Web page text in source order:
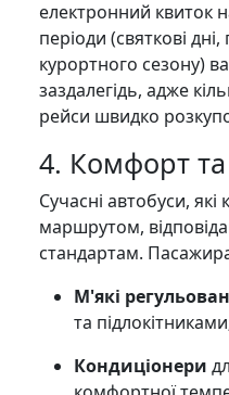
електронний квиток
періоди (святкові
курортного сезону)
заздалегідь, адже
рейси швидко
4. Комфорт та
Сучасні автобуси,
маршрутом,
стандартам.
М'які
та
Кондиціонери